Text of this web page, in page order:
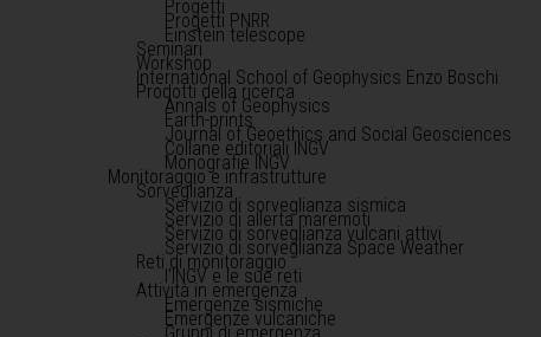
Progetti
Progetti PNRR
Einstein telescope
Seminari
Workshop
International School of Geophysics Enzo Boschi
Prodotti della ricerca
Annals of Geophysics
Earth-prints
Journal of Geoethics and Social Geosciences
Collane editoriali INGV
Monografie INGV
Monitoraggio e infrastrutture
Sorveglianza
Servizio di sorveglianza sismica
Servizio di allerta maremoti
Servizio di sorveglianza vulcani attivi
Servizio di sorveglianza Space Weather
Reti di monitoraggio
l'INGV e le sue reti
Attività in emergenza
Emergenze sismiche
Emergenze vulcaniche